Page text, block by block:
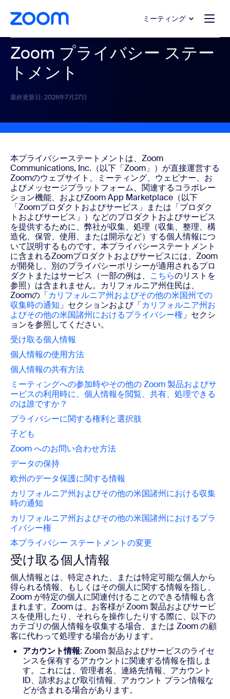
テンツへスキップ
ットへスキップ ミーティング
Zoom プライバシー ステー
トメント
最終更新日: 2026年7月27日
本プライバシーステートメントは、Zoom
Communications, Inc.（以下「Zoom」）が直接運営する
Zoomのウェブサイト、ミーティング、ウェビナー、お
よびメッセージプラットフォーム、関連するコラボレー
ション機能、およびZoom App Marketplace（以下
「Zoomプロダクトおよびサービス」または「プロダク
トおよびサービス」）などのプロダクトおよびサービス
を提供するために、弊社が収集、処理（収集、整理、構
造化、保管、使用、または開示など）する個人情報につ
いて説明するものです。本プライバシーステートメント
に含まれるZoomプロダクトおよびサービスには、Zoom
が開発し、別のプライバシーポリシーが適用されるプロ
ダクトまたはサービス（一部の例は、 こちらのリストを
参照）は含まれません。カリフォルニア州住民は、
Zoomの「カリフォルニア州およびその他の米国州での
収集時の通知 」セクションおよび「カリフォルニア州お
よびその他の米国諸州におけるプライバシー権 」セクシ
ョンを参照してください。
受け取る個人情報
個人情報の使用方法
個人情報の共有方法
ミーティングへの参加時やその他の Zoom 製品およびサ
ービスの利用時に、 個人情報を閲覧、共有、処理できる
のは誰ですか？
プライバシーに関する権利と選択肢
子ども
Zoom へのお問い合わせ方法
データの保持
欧州のデータ保護に関する情報
カリフォルニア州およびその他の米国諸州における収集
時の通知
カリフォルニア州およびその他の米国諸州におけるプラ
イバシー権
本プライバシー ステートメントの変更
受け取る個人情報
個人情報とは、特定された、または特定可能な個人から
得られる情報、もしくはその個人に関する情報を指し、
Zoom が特定の個人に関連付けることのできる情報も含
まれます。Zoom は、お客様が Zoom 製品およびサービ
スを使用したり、それらを操作したりする際に、以下の
カテゴリの個人情報を収集する場合、または Zoom の顧
客に代わって処理する場合があります。
アカウント情報: Zoom 製品およびサービスのライセ
ンスを保有するアカウントに関連する情報を指しま
す。これには、管理者名、連絡先情報、アカウント
ID、請求および取引情報、アカウント プラン情報な
どが含まれる場合があります。